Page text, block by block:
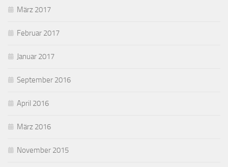
März 2017
Februar 2017
Januar 2017
September 2016
April 2016
März 2016
November 2015